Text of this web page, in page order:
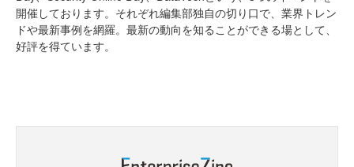
開催しております。それぞれ編集部独自の切り口で、業界トレン
ドや最新事例を網羅。最新の動向を知ることができる場として、
好評を得ています。